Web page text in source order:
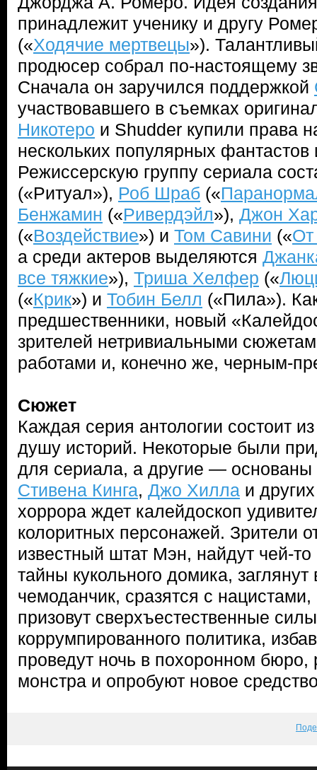
принадлежит ученику и другу
(«Ходячие мертвецы»).
продюсер собрал по-настоящему
Сначала он заручился поддержкой
участвовавшего в съемках
Никотеро и Shudder купили права
нескольких популярных фантастов
Режиссерскую группу сериала
(«Ритуал»), Роб Шраб («
Бенжамин («Ривердэйл»), Джон
(«Воздействие») и Том Савини («От
а среди актеров выделяются
все тяжкие»), Триша Хелфер («
(«Крик») и Тобин Белл («Пила»).
предшественники, новый
зрителей нетривиальными
работами и, конечно же, черным-
Сюжет
Каждая серия антологии состоит
душу историй. Некоторые были
для сериала, а другие — основаны
Стивена Кинга, Джо Хилла и
хоррора ждет калейдоскоп
колоритных персонажей. Зрители
известный штат Мэн, найдут чей-
тайны кукольного домика,
чемоданчик, сразятся с
призовут сверхъестественные
коррумпированного политика,
проведут ночь в похоронном бюро,
монстра и опробуют новое